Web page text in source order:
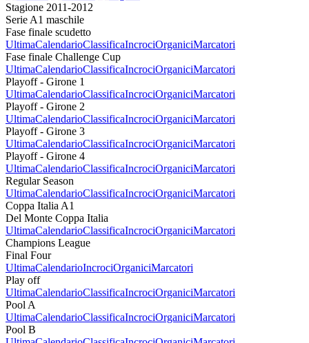
Stagione 2011-2012
Serie A1 maschile
Fase finale scudetto
UltimaCalendarioClassificaIncrociOrganiciMarcatori
Fase finale Challenge Cup
UltimaCalendarioClassificaIncrociOrganiciMarcatori
Playoff - Girone 1
UltimaCalendarioClassificaIncrociOrganiciMarcatori
Playoff - Girone 2
UltimaCalendarioClassificaIncrociOrganiciMarcatori
Playoff - Girone 3
UltimaCalendarioClassificaIncrociOrganiciMarcatori
Playoff - Girone 4
UltimaCalendarioClassificaIncrociOrganiciMarcatori
Regular Season
UltimaCalendarioClassificaIncrociOrganiciMarcatori
Coppa Italia A1
Del Monte Coppa Italia
UltimaCalendarioClassificaIncrociOrganiciMarcatori
Champions League
Final Four
UltimaCalendarioIncrociOrganiciMarcatori
Play off
UltimaCalendarioClassificaIncrociOrganiciMarcatori
Pool A
UltimaCalendarioClassificaIncrociOrganiciMarcatori
Pool B